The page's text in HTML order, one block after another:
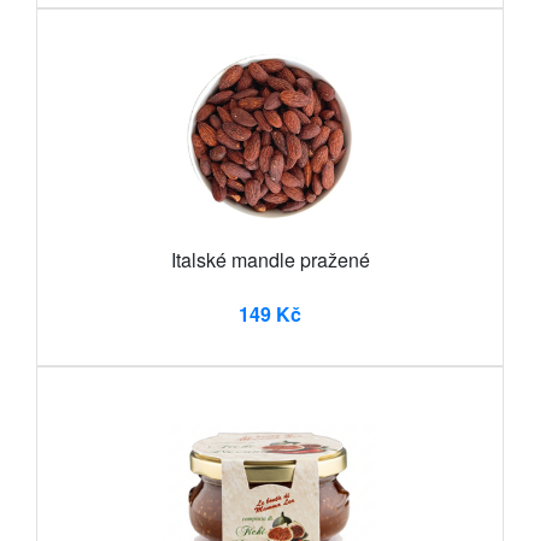
Italské mandle pražené
149 Kč